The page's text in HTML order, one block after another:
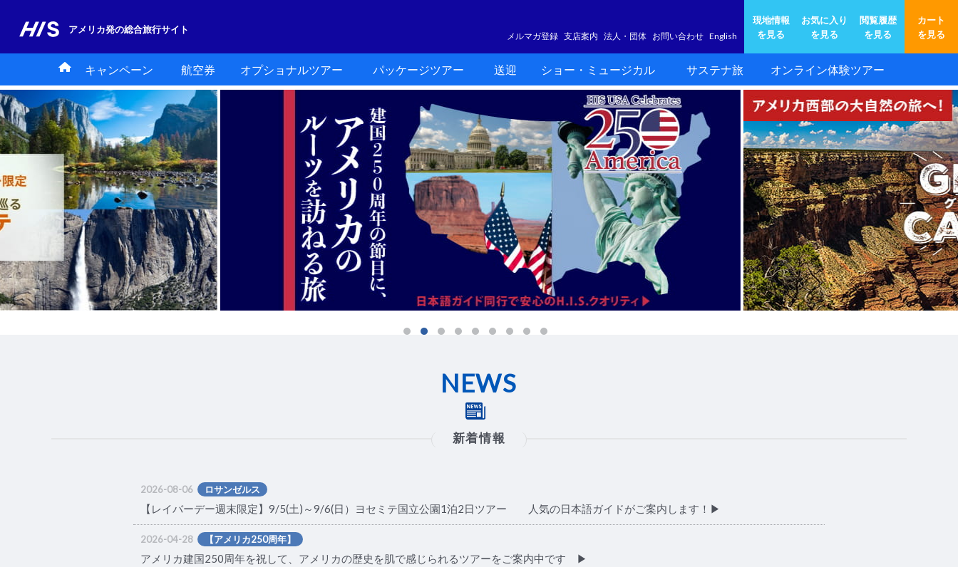
アメリカ発の総合旅行サイト
メルマガ登録 支店案内 法人・団体 お問い合わせ English
現地情報
を見る
お気に入り
を見る
閲覧履歴
を見る
カート
を見る
キャンペーン 航空券 オプショナルツアー パッケージツアー 送迎 ショー・ミュージカル サステナ旅 オンライン体験ツアー
NEWS
新着情報
2026-08-06 ロサンゼルス
【レイバーデー週末限定】9/5(土)～9/6(日）ヨセミテ国立公園1泊2日ツアー 人気の日本語ガイドがご案内します！▶︎
2026-04-28 【アメリカ250周年】
アメリカ建国250周年を祝して、アメリカの歴史を肌で感じられるツアーをご案内中です ▶︎